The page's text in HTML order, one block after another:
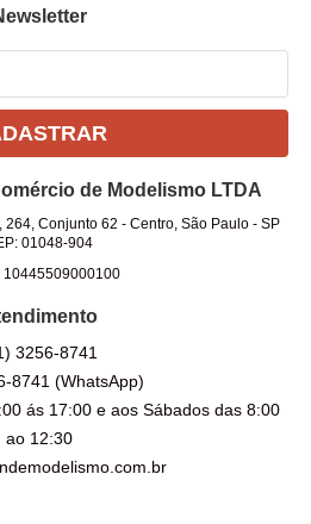
de Modelismo LTDA
264, Conjunto 62 - Centro, São Paulo- SP
01048-904
10445509000100
3256-8741
8741(WhatsApp)
ás 17:00 e aos Sábados das 8:00
ao 12:30